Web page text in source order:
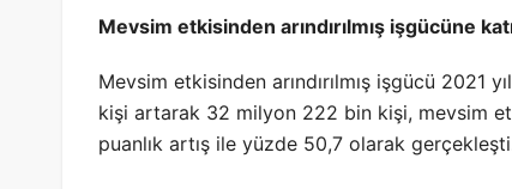
Mevsim etkisinden arındırılmış işgücüne
Mevsim etkisinden arındırılmış işgücü
kişi artarak 32 milyon 222 bin kişi, mevsim
puanlık artış ile yüzde 50,7 olarak